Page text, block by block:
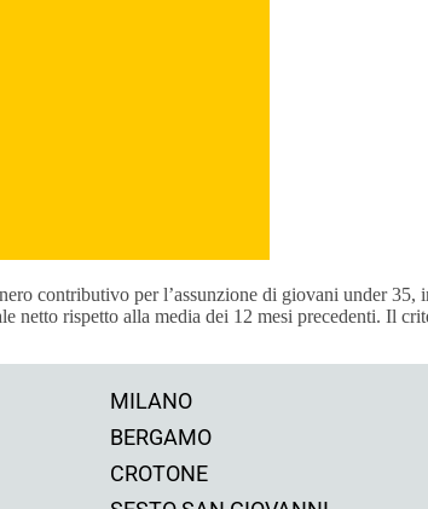
contributivo per l’assunzione di giovani under
netto rispetto alla media dei 12 mesi precedenti. Il
MILANO
BERGAMO
CROTONE